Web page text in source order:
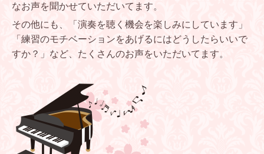
なお声を聞かせていただいてます。
その他にも、「演奏を聴く機会を楽しみにしています」
「練習のモチベーションをあげるにはどうしたらいいで
すか？」など、たくさんのお声をいただいてます。